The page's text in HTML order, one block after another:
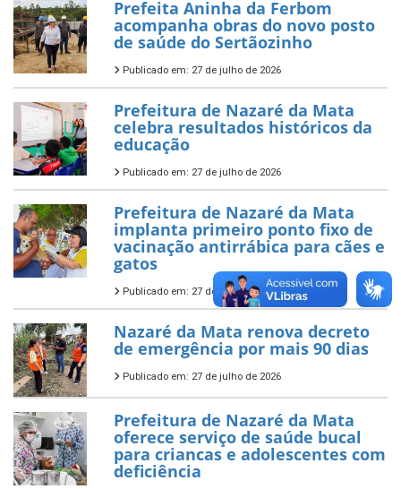
Prefeita Aninha da Ferbom
acompanha obras do novo posto
de saúde do Sertãozinho
Publicado em: 27 de julho de 2026
Prefeitura de Nazaré da Mata
celebra resultados históricos da
educação
Publicado em: 27 de julho de 2026
Prefeitura de Nazaré da Mata
implanta primeiro ponto fixo de
vacinação antirrábica para cães e
gatos
Publicado em: 27 de julho de 2026
Nazaré da Mata renova decreto
de emergência por mais 90 dias
Publicado em: 27 de julho de 2026
Prefeitura de Nazaré da Mata
oferece serviço de saúde bucal
para criancas e adolescentes com
deficiência